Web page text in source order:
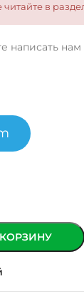
читайте в
написать